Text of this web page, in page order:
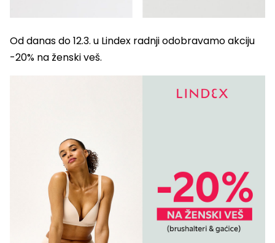
Od danas do 12.3. u Lindex radnji odobravamo akciju
-20% na ženski veš.